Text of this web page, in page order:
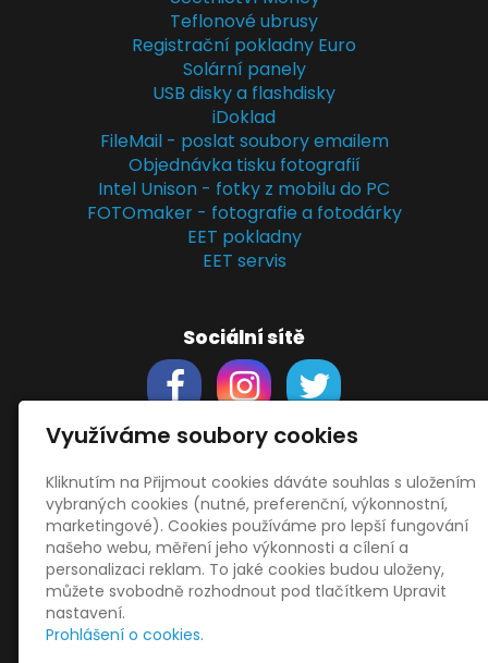
Teflonové ubrusy
Registrační pokladny Euro
Solární panely
USB disky a flashdisky
iDoklad
FileMail - poslat soubory emailem
Objednávka tisku fotografií
Intel Unison - fotky z mobilu do PC
FOTOmaker - fotografie a fotodárky
EET pokladny
EET servis
Sociální sítě
Support
Obchodní podmínky
Zásady zpracování osobních údajů
Obrázky použityvecteezy.com
adepositphotos.com
OneDrive
HopToDesk
Využíváme soubory cookies
Kliknutím na Přijmout cookies dáváte souhlas s uložením
vybraných cookies (nutné, preferenční, výkonnostní,
marketingové). Cookies používáme pro lepší fungování
našeho webu, měření jeho výkonnosti a cílení a
personalizaci reklam. To jaké cookies budou uloženy,
můžete svobodně rozhodnout pod tlačítkem Upravit
nastavení.
Prohlášení o cookies.